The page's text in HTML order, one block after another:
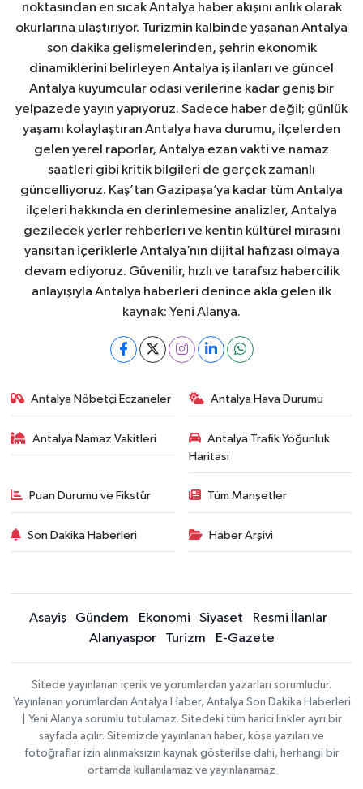
noktasından en sıcak Antalya haber akışını anlık olarak
okurlarına ulaştırıyor. Turizmin kalbinde yaşanan Antalya
son dakika gelişmelerinden, şehrin ekonomik
dinamiklerini belirleyen Antalya iş ilanları ve güncel
Antalya kuyumcular odası verilerine kadar geniş bir
yelpazede yayın yapıyoruz. Sadece haber değil; günlük
yaşamı kolaylaştıran Antalya hava durumu, ilçelerden
gelen yerel raporlar, Antalya ezan vakti ve namaz
saatleri gibi kritik bilgileri de gerçek zamanlı
güncelliyoruz. Kaş’tan Gazipaşa’ya kadar tüm Antalya
ilçeleri hakkında en derinlemesine analizler, Antalya
gezilecek yerler rehberleri ve kentin kültürel mirasını
yansıtan içeriklerle Antalya’nın dijital hafızası olmaya
devam ediyoruz. Güvenilir, hızlı ve tarafsız habercilik
anlayışıyla Antalya haberleri denince akla gelen ilk
kaynak: Yeni Alanya.
Antalya Nöbetçi Eczaneler Antalya Hava Durumu
Antalya Namaz Vakitleri
Antalya Trafik Yoğunluk
Haritası
Puan Durumu ve Fikstür Tüm Manşetler
Son Dakika Haberleri Haber Arşivi
Asayiş Gündem Ekonomi Siyaset
Resmi İlanlar
Alanyaspor
Turizm E-Gazete
Sitede yayınlanan içerik ve yorumlardan yazarları sorumludur.
Yayınlanan yorumlardan Antalya Haber, Antalya Son Dakika Haberleri
| Yeni Alanya sorumlu tutulamaz. Sitedeki tüm harici linkler ayrı bir
sayfada açılır. Sitemizde yayınlanan haber, köşe yazıları ve
fotoğraflar izin alınmaksızın kaynak gösterilse dahi, herhangi bir
ortamda kullanılamaz ve yayınlanamaz